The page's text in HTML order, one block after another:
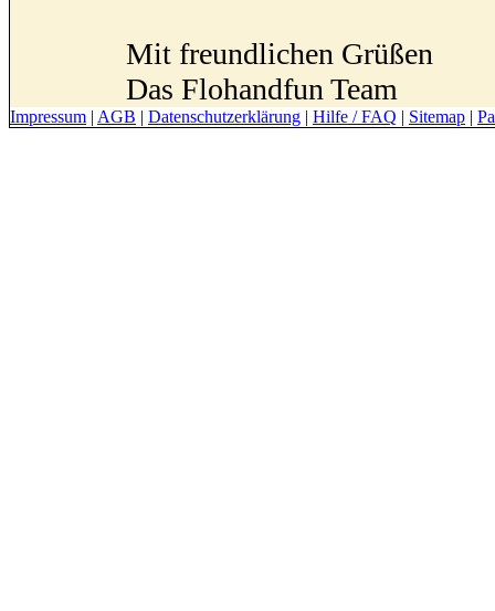
Mit freundlichen Grüßen
Das Flohandfun Team
Impressum | AGB | Datenschutzerklärung | Hilfe / FAQ | Sitemap |